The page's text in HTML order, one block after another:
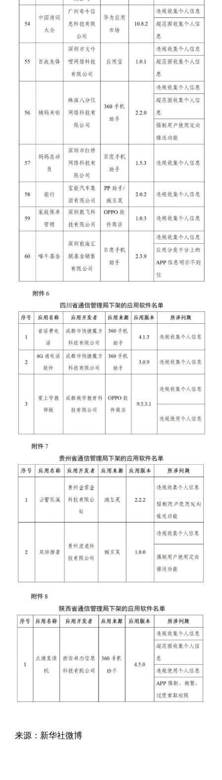
来源：新华社微博